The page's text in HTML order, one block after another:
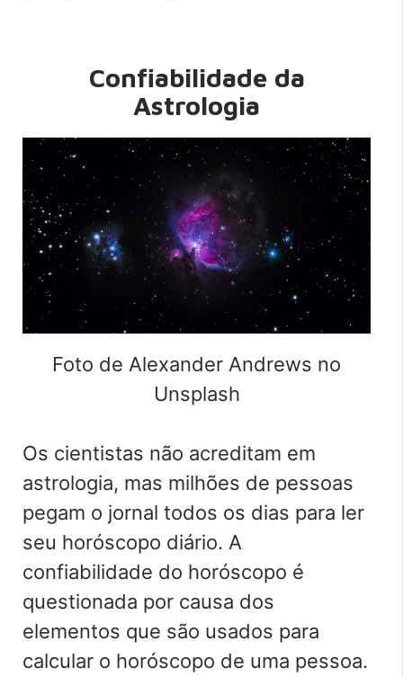
Confiabilidade da
Astrologia
Foto de Alexander Andrews no
Unsplash
Os cientistas não acreditam em
astrologia, mas milhões de pessoas
pegam o jornal todos os dias para ler
seu horóscopo diário. A
confiabilidade do horóscopo é
questionada por causa dos
elementos que são usados para
calcular o horóscopo de uma pessoa.